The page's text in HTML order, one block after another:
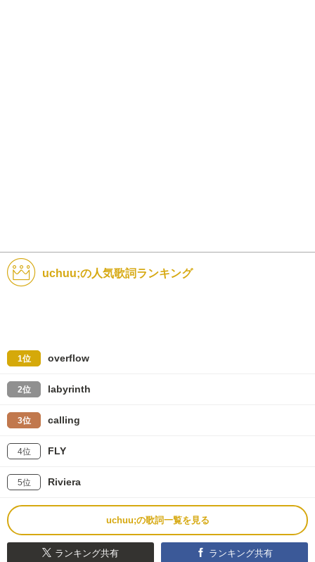
uchuu;の人気歌詞ランキング
1位 overflow
2位 labyrinth
3位 calling
4位 FLY
5位 Riviera
uchuu;の歌詞一覧を見る
ランキング共有 ランキング共有